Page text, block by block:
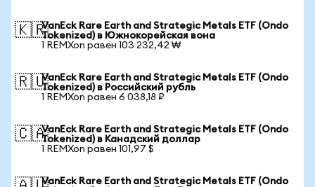
🇰🇷VanEck Rare Earth and Strategic Metals ETF (Ondo
Tokenized) в Южнокорейская вона
1 REMXon равен 103 232,42 ₩
🇷🇺VanEck Rare Earth and Strategic Metals ETF (Ondo
Tokenized) в Российский рубль
1 REMXon равен 6 038,18 ₽
🇨🇦VanEck Rare Earth and Strategic Metals ETF (Ondo
Tokenized) в Канадский доллар
1 REMXon равен 101,97 $
VanEck Rare Earth and Strategic Metals ETF (Ondo